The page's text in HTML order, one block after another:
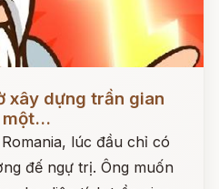
xây dựng trần gian
lúc đầu chỉ có
đế ngự trị. Ông muốn